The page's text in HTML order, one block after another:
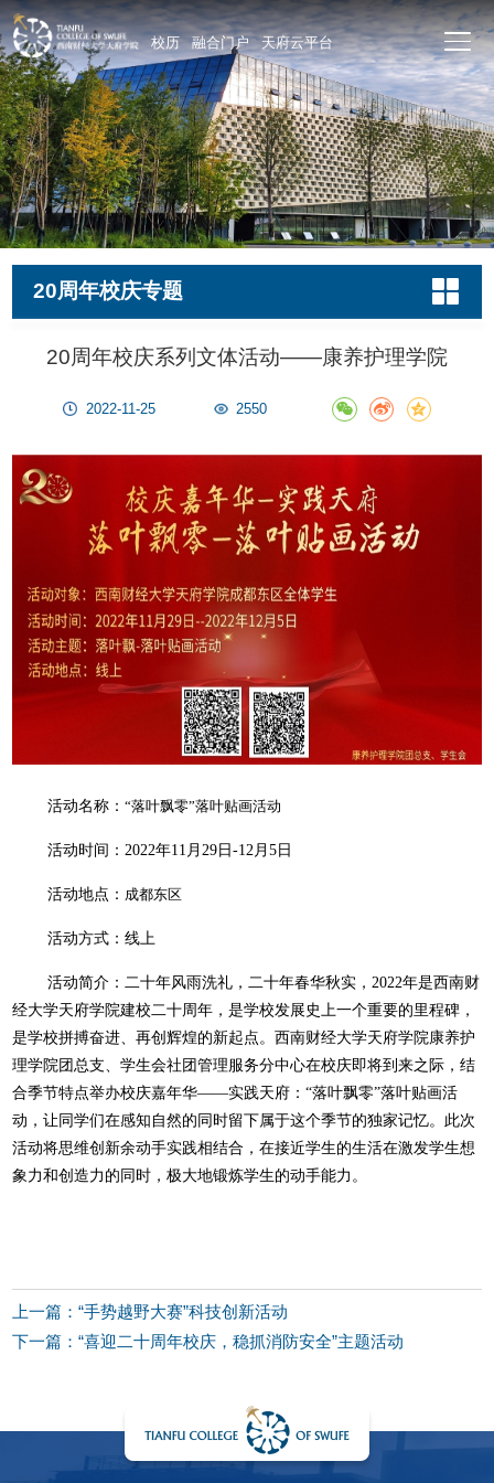
校历 融合门户 天府云平台
20周年校庆专题
20周年校庆系列文体活动——康养护理学院
2022-11-25 2550
活动名称：“落叶飘零”落叶贴画活动
活动时间：2022年11月29日-12月5日
活动地点： 成都东区
活动方式：线上
活动简介：二十年风雨洗礼，二十年春华秋实，2022年是西南财
经大学天府学院建校二十周年，是学校发展史上一个重要的里程碑，
是学校拼搏奋进、再创辉煌的新起点。西南财经大学天府学院康养护
理学院团总支、学生会社团管理服务分中心在校庆即将到来之际，结
合季节特点举办校庆嘉年华——实践天府：“落叶飘零”落叶贴画活
动，让同学们在感知自然的同时留下属于这个季节的独家记忆。此次
活动将思维创新余动手实践相结合，在接近学生的生活在激发学生想
象力和创造力的同时，极大地锻炼学生的动手能力。
上一篇：“手势越野大赛”科技创新活动
下一篇：“喜迎二十周年校庆，稳抓消防安全”主题活动